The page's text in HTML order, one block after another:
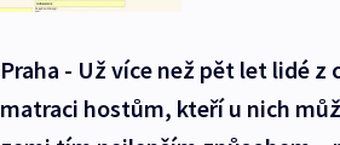
Praha - Už více než pět let lidé
matraci hostům, kteří u nich